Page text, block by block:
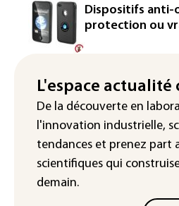
Le magazine VSD
l'entrepreneur Vianney
La production française
"Retour en force"
chaleur dans les
France
Dispositifs anti-
protection ou
L'espace actualité
De la découverte en
l'innovation industrielle,
tendances et prenez part
scientifiques qui
demain.